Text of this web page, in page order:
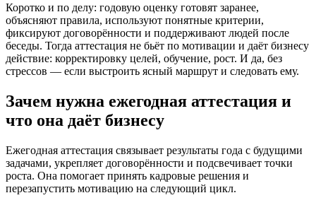
Коротко и по делу: годовую оценку готовят заранее,
объясняют правила, используют понятные критерии,
фиксируют договорённости и поддерживают людей после
беседы. Тогда аттестация не бьёт по мотивации и даёт бизнесу
действие: корректировку целей, обучение, рост. И да, без
стрессов — если выстроить ясный маршрут и следовать ему.
Зачем нужна ежегодная аттестация и
что она даёт бизнесу
Ежегодная аттестация связывает результаты года с будущими
задачами, укрепляет договорённости и подсвечивает точки
роста. Она помогает принять кадровые решения и
перезапустить мотивацию на следующий цикл.